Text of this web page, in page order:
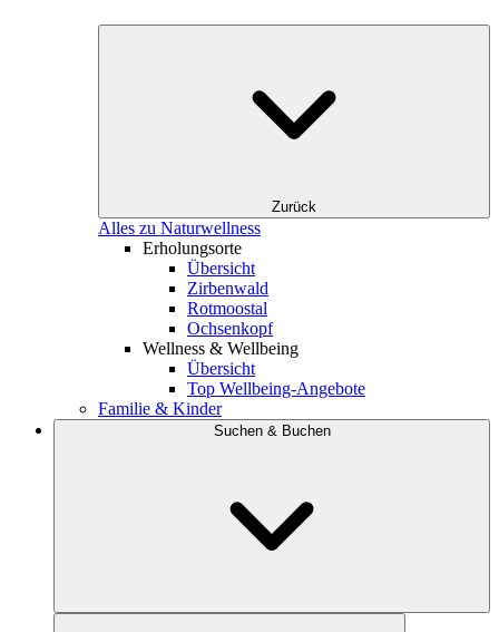
Zurück
Alles zu Naturwellness
Erholungsorte
Übersicht
Zirbenwald
Rotmoostal
Ochsenkopf
Wellness & Wellbeing
Übersicht
Top Wellbeing-Angebote
Familie & Kinder
Suchen & Buchen